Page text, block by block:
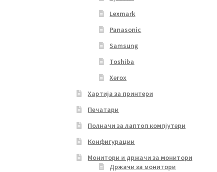
Lexmark
Panasonic
Samsung
Toshiba
Xerox
Хартија за принтери
Печатари
Полначи за лаптоп компјутери
Конфигурации
Монитори и држачи за монитори
Држачи за монитори